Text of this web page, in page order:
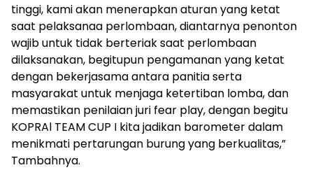
tinggi, kami akan menerapkan aturan yang ketat
saat pelaksanaa perlombaan, diantarnya penonton
wajib untuk tidak berteriak saat perlombaan
dilaksanakan, begitupun pengamanan yang ketat
dengan bekerjasama antara panitia serta
masyarakat untuk menjaga ketertiban lomba, dan
memastikan penilaian juri fear play, dengan begitu
KOPRAl TEAM CUP I kita jadikan barometer dalam
menikmati pertarungan burung yang berkualitas,”
Tambahnya.